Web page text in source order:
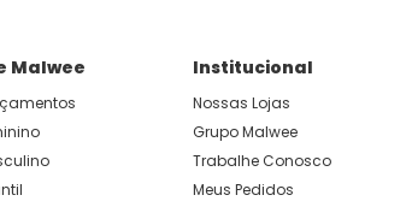
Malwee Institucional
Nossas Lojas
Grupo Malwee
Trabalhe Conosco
Meus Pedidos